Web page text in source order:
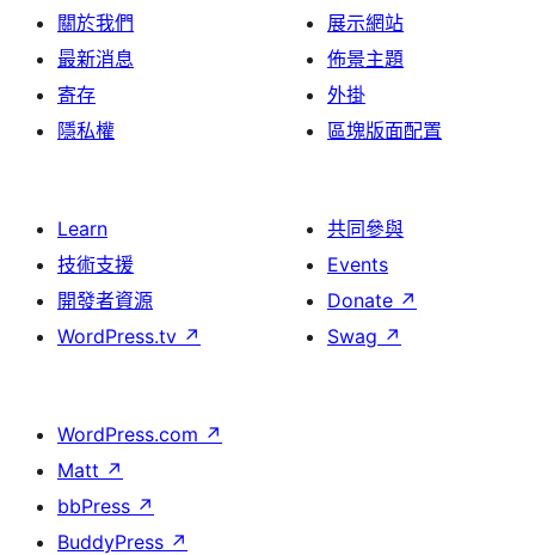
關於我們
最新消息
寄存
隱私權
展示網站
佈景主題
外掛
區塊版面配置
Learn
技術支援
開發者資源
WordPress.tv ↗
共同參與
Events
Donate ↗
Swag ↗
WordPress.com ↗
Matt ↗
bbPress ↗
BuddyPress ↗